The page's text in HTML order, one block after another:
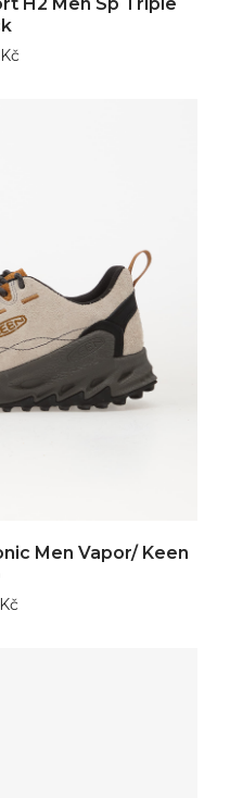
Men Vapor/ Keen